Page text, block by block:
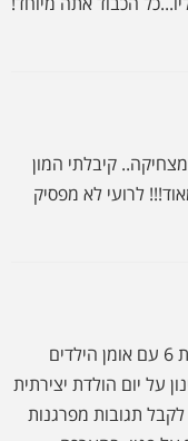
על יום הולדת יצירתית
תגובות מפרגנות
פניו. בהערכה
היתה הפעלה לילד
שאני אמליץ עליו